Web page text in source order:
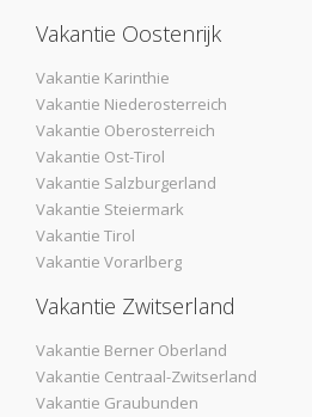
Vakantie Oostenrijk
Vakantie Karinthie
Vakantie Niederosterreich
Vakantie Oberosterreich
Vakantie Ost-Tirol
Vakantie Salzburgerland
Vakantie Steiermark
Vakantie Tirol
Vakantie Vorarlberg
Vakantie Zwitserland
Vakantie Berner Oberland
Vakantie Centraal-Zwitserland
Vakantie Graubunden